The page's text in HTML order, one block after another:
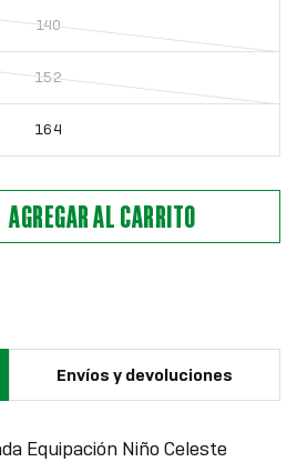
140
152
164
AGREGAR AL CARRITO
Envíos y devoluciones
Equipación Niño Celeste